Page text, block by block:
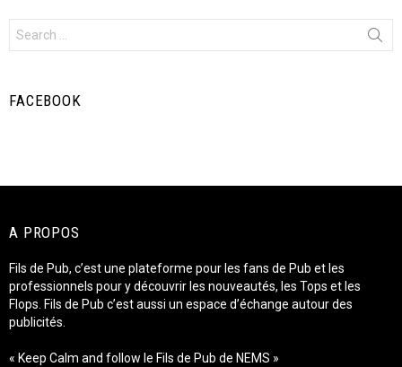
for:
FACEBOOK
A PROPOS
Fils de Pub, c’est une plateforme pour les fans de Pub et les
professionnels pour y découvrir les nouveautés, les Tops et les
Flops. Fils de Pub c’est aussi un espace d’échange autour des
publicités.
« Keep Calm and follow le Fils de Pub de NEMS »